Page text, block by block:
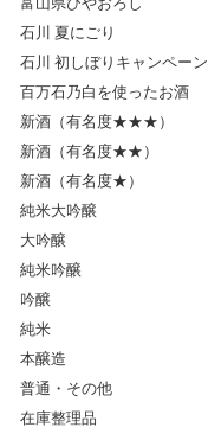
石川 夏にごり
石川 初しぼりキャンペーン
百万石乃白を使ったお酒
新酒（有名度★★★）
新酒（有名度★★）
新酒（有名度★）
純米大吟醸
大吟醸
純米吟醸
吟醸
純米
本醸造
普通・その他
在庫整理品